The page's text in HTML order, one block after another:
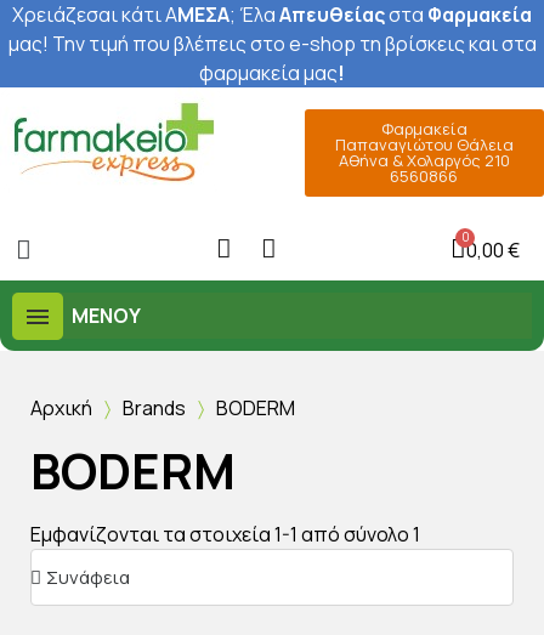
Χρειάζεσαι κάτι ΑΜΕΣΑ; ΈλαΑπευθείαςστα Φαρμακεία
μας! Την τιμή που βλέπεις στο e-shop τη βρίσκεις και στα
φαρμακεία μας!
Φαρμακεία
Παπαναγιώτου Θάλεια
Αθήνα & Χολαργός 210
6560866
0,00 €
ΜΕΝΟΎ
Αρχική Brands BODERM
BODERM
Εμφανίζονται τα στοιχεία 1-1 από σύνολο 1